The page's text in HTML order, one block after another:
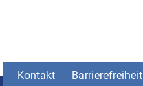
Kontakt Barrierefreiheit